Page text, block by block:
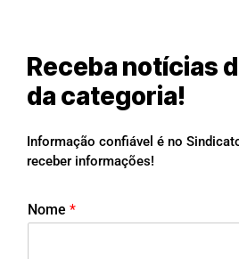
Receba notícias
da categoria!
Informação confiável é no
receber informações!
Nome *